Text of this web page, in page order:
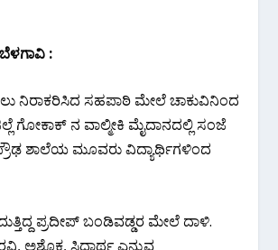
:
ನಿರಾಕರಿಸಿದ ಸಹಪಾಠಿ ಮೇಲೆ ಚಾಕುವಿನಿಂದ
ಗೋಕಾಕ್ ನ ವಾಲ್ಮೀಕಿ ಮೈದಾನದಲ್ಲಿ ಸಂಜೆ
ಶಾಲೆಯ ಮೂವರು ವಿದ್ಯಾರ್ಥಿಗಳಿಂದ
ಪ್ರದೀಪ್ ಬಂಡಿವಡ್ಡರ ಮೇಲೆ ದಾಳಿ.
ಅಶೊಕ, ಸಿದ್ಧಾರ್ಥ ಎನ್ನುವ